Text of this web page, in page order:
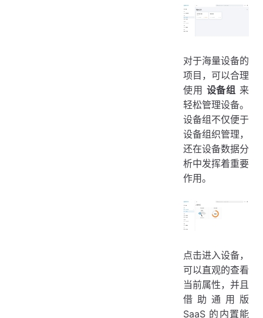
对于海量设备的
项目，可以合理
使用 设备组 来
轻松管理设备。
设备组不仅便于
设备组织管理，
还在设备数据分
析中发挥着重要
作用。
点击进入设备，
可以直观的查看
当前属性，并且
借助通用版
SaaS 的内置能